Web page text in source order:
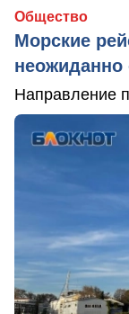
Общество
Морские
неожиданно
Направление